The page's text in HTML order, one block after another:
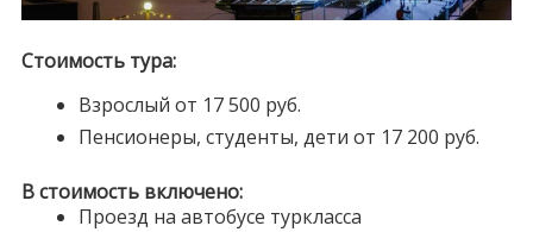
Стоимость тура:
Взрослый от 17 500 руб.
Пенсионеры, студенты, дети от 17 200 руб.
В стоимость включено:
Проезд на автобусе туркласса